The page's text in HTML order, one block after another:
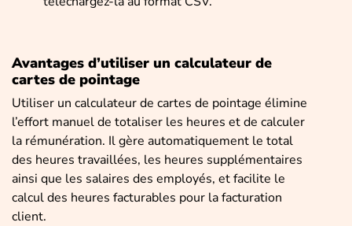
Avantages d’utiliser un calculateur de
cartes de pointage
Utiliser un calculateur de cartes de pointage élimine
l’effort manuel de totaliser les heures et de calculer
la rémunération. Il gère automatiquement le total
des heures travaillées, les heures supplémentaires
ainsi que les salaires des employés, et facilite le
calcul des heures facturables pour la facturation
client.